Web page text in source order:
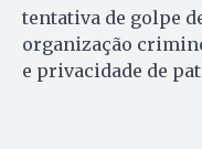
tentativa de golpe
organização
e privacidade de